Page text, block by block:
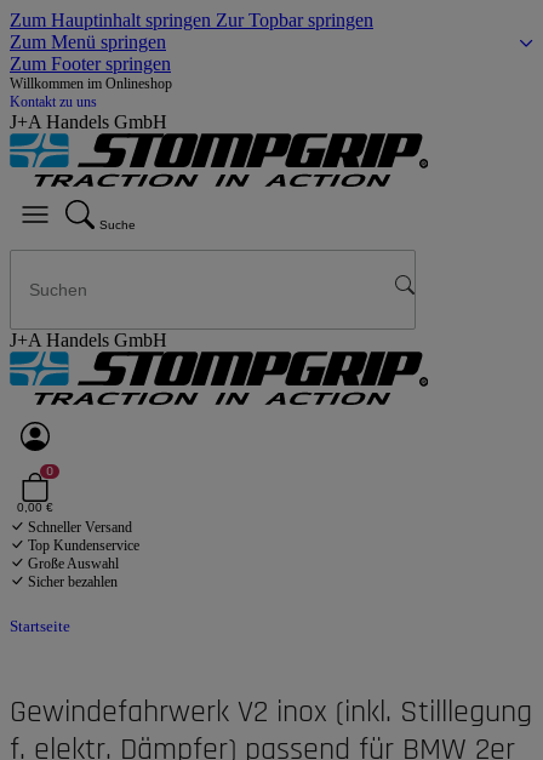
Zum Hauptinhalt springen Zur Topbar springen
Zum Menü springen
Zum Footer springen
Willkommen im Onlineshop
Kontakt zu uns
J+A Handels GmbH
Suche
J+A Handels GmbH
0
0,00 €
Schneller Versand
Top Kundenservice
Große Auswahl
Sicher bezahlen
Startseite
Gewindefahrwerk V2 inox (inkl. Stilllegung
f. elektr. Dämpfer) passend für BMW 2er